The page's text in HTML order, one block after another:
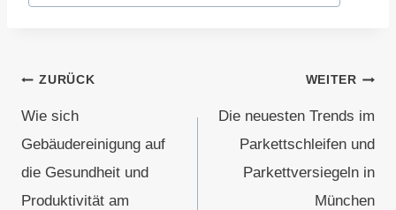
Beitragsnavigation
ZURÜCK
Wie sich
Gebäudereinigung auf
die Gesundheit und
Produktivität am
WEITER
Die neuesten Trends im
Parkettschleifen und
Parkettversiegeln in
München